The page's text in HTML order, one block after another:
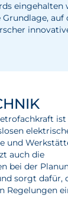
eingehalten
auf
und
auch die
bei der
sorgt dafür,
Regelungen